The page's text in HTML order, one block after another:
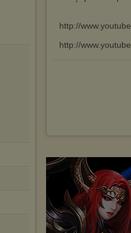
http://chomikuj.pl/
http://
http://